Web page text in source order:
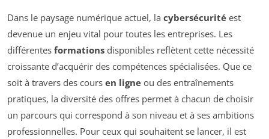
Dans le paysage numérique actuel, la cybersécurité est
devenue un enjeu vital pour toutes les entreprises. Les
différentes formations disponibles reflètent cette nécessité
croissante d’acquérir des compétences spécialisées. Que ce
soit à travers des cours en ligne ou des entraînements
pratiques, la diversité des offres permet à chacun de choisir
un parcours qui correspond à son niveau et à ses ambitions
professionnelles. Pour ceux qui souhaitent se lancer, il est